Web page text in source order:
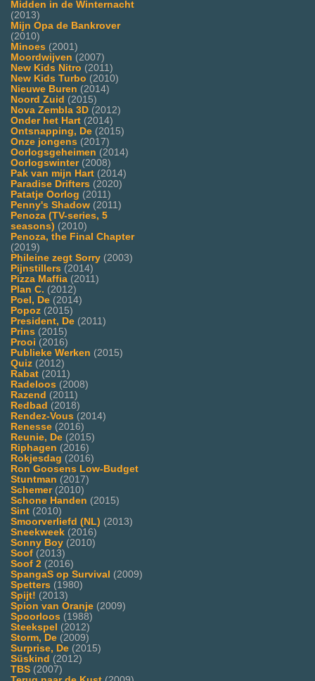
Midden in de Winternacht
(2013)
Mijn Opa de Bankrover
(2010)
Minoes (2001)
Moordwijven (2007)
New Kids Nitro (2011)
New Kids Turbo (2010)
Nieuwe Buren (2014)
Noord Zuid (2015)
Nova Zembla 3D (2012)
Onder het Hart (2014)
Ontsnapping, De (2015)
Onze jongens (2017)
Oorlogsgeheimen (2014)
Oorlogswinter(2008)
Pak van mijn Hart (2014)
Paradise Drifters (2020)
Patatje Oorlog (2011)
Penny's Shadow (2011)
Penoza (TV-series, 5
seasons) (2010)
Penoza, the Final Chapter
(2019)
Phileine zegt Sorry (2003)
Pijnstillers (2014)
Pizza Maffia (2011)
Plan C. (2012)
Poel, De (2014)
Popoz (2015)
President, De (2011)
Prins (2015)
Prooi (2016)
Publieke Werken (2015)
Quiz (2012)
Rabat (2011)
Radeloos (2008)
Razend (2011)
Redbad (2018)
Rendez-Vous (2014)
Renesse (2016)
Reunie, De (2015)
Riphagen (2016)
Rokjesdag (2016)
Ron Goosens Low-Budget
Stuntman (2017)
Schemer(2010)
Schone Handen (2015)
Sint (2010)
Smoorverliefd (NL) (2013)
Sneekweek (2016)
Sonny Boy (2010)
Soof (2013)
Soof 2 (2016)
SpangaS op Survival (2009)
Spetters (1980)
Spijt! (2013)
Spion van Oranje (2009)
Spoorloos (1988)
Steekspel (2012)
Storm, De (2009)
Surprise, De (2015)
Süskind (2012)
TBS (2007)